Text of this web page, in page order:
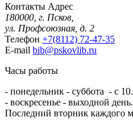
Контакты Адрес
180000, г. Псков,
ул. Профсоюзная, д. 2
Телефон +7(8112) 72-47-35
E-mail bib@pskovlib.ru
Часы работы
- понедельник - суббота - с
- воскресенье - выходной день.
Последний вторник каждого